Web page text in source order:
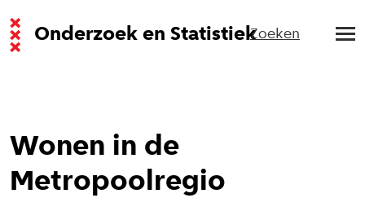
Onderzoek en StatistiekZoeken
Wonen in de
Metropoolregio